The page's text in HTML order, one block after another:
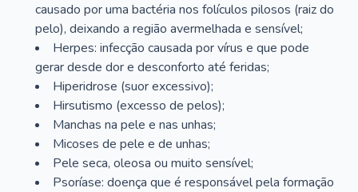
causado por uma bactéria nos folículos pilosos (raiz do
pelo), deixando a região avermelhada e sensível;
Herpes: infecção causada por vírus e que pode
gerar desde dor e desconforto até feridas;
Hiperidrose (suor excessivo);
Hirsutismo (excesso de pelos);
Manchas na pele e nas unhas;
Micoses de pele e de unhas;
Pele seca, oleosa ou muito sensível;
Psoríase: doença que é responsável pela formação